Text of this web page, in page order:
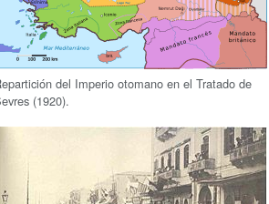
del Imperio otomano en el Tratado de
(1920).